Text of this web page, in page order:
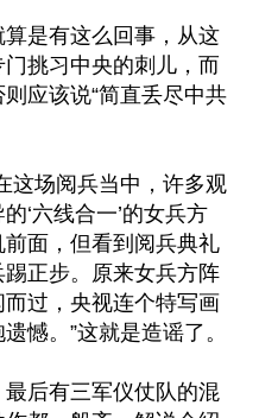
是有这么回事，从这
挑习中央的刺儿，而
应该说“简直丢尽中共
这场阅兵当中，许多观
‘六线合一’的女兵方
面，但看到阅兵典礼
正步。原来女兵方阵
过，央视连个特写画
憾。”这就是造谣了。
后有三军仪仗队的混